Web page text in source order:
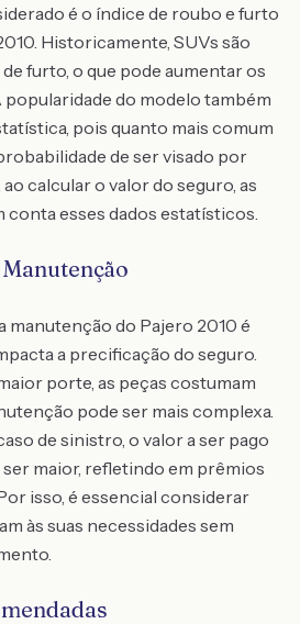
é o índice de roubo e furto
Historicamente, SUVs são
furto, o que pode aumentar os
do modelo também
pois quanto mais comum
de ser visado por
calcular o valor do seguro, as
conta esses dados estatísticos.
manutenção do Pajero 2010 é
a precificação do seguro.
porte, as peças costumam
pode ser mais complexa.
de sinistro, o valor a ser pago
maior, refletindo em prêmios
isso, é essencial considerar
às suas necessidades sem